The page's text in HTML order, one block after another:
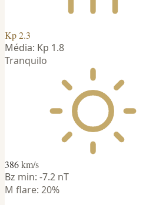
Kp 2.3
Média: Kp 1.8
Tranquilo
386km/s
Bz min: -7.2 nT
M flare: 20%